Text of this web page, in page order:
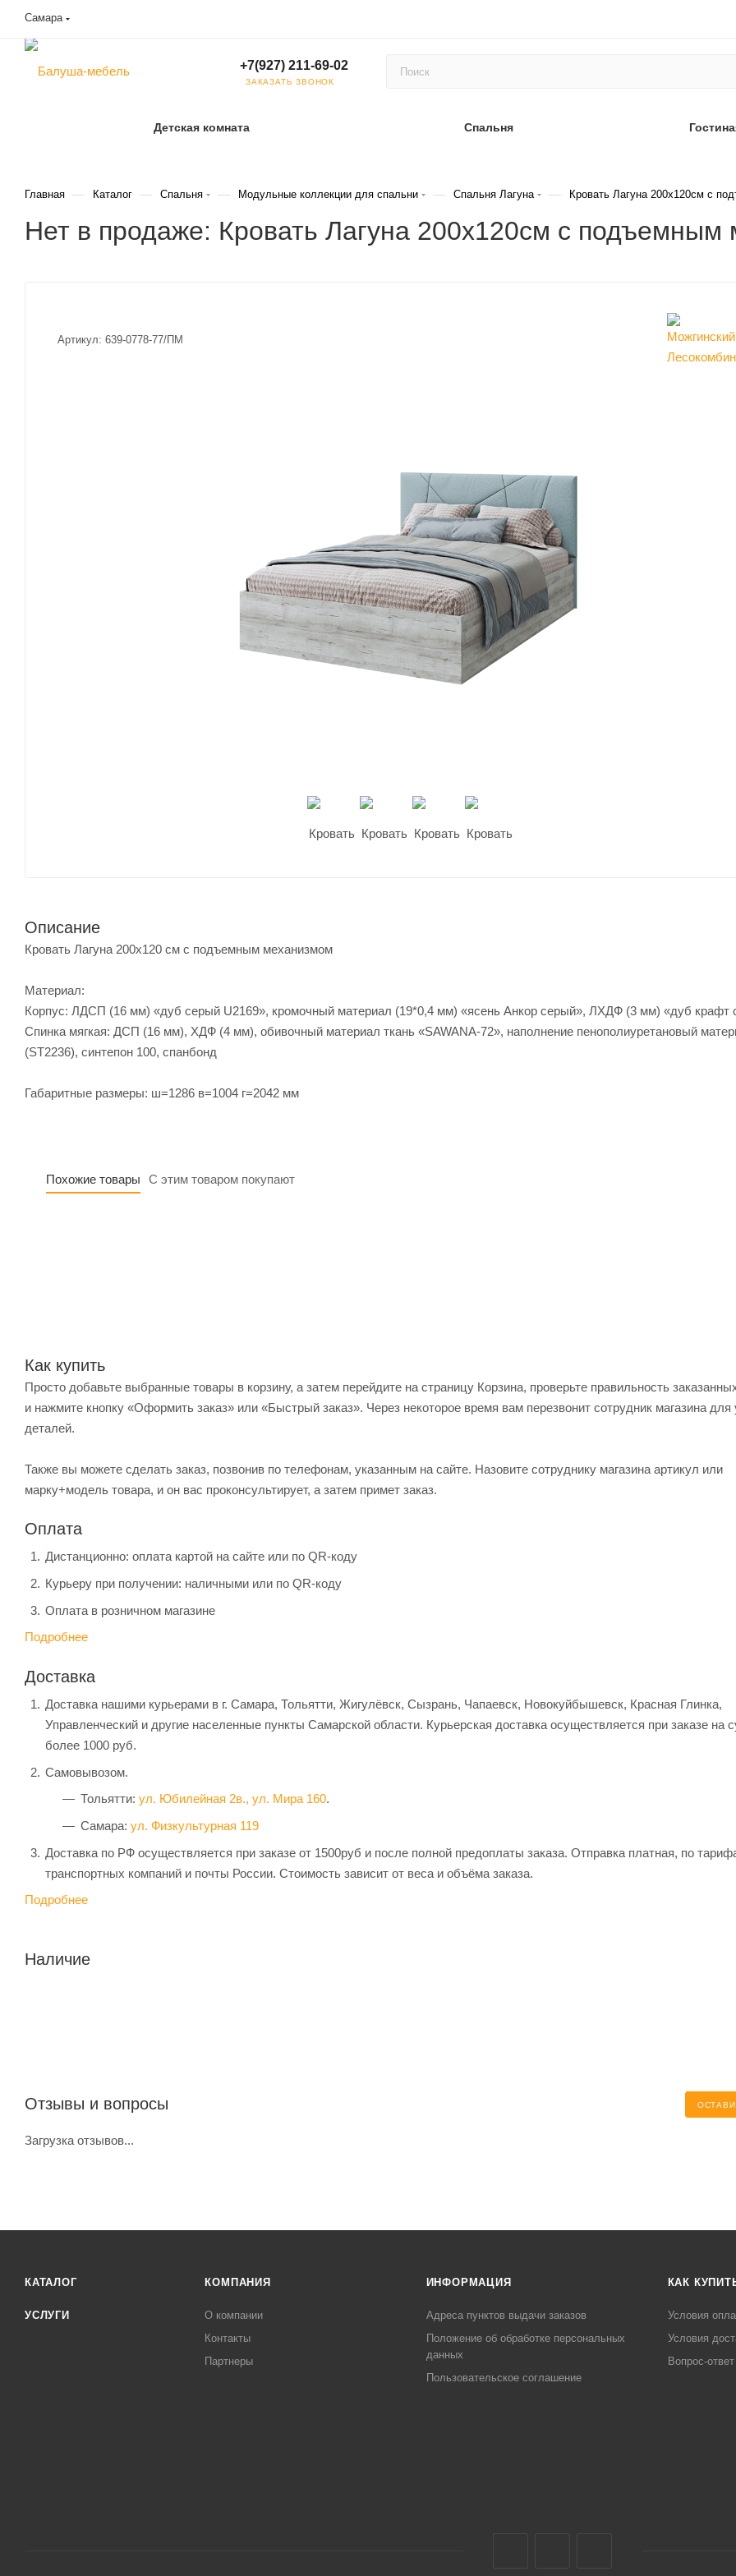
Самара
+7(927) 211-69-02
ЗАКАЗАТЬ ЗВОНОК
Детская комната Спальня
Главная — Каталог — Спальня — Модульные коллекции для спальни — Спальня Лагуна — Кровать Лагуна 200х120см с
Нет в продаже: Кровать Лагуна 200х120см с подъемным
Артикул: 639-0778-77/ПМ
Описание
Кровать Лагуна 200х120 см с подъемным механизмом
Материал:
Корпус: ЛДСП (16 мм) «дуб серый U2169», кромочный материал (19*0,4 мм) «ясень Анкор серый», ЛХДФ (3 мм) «дуб крафт
Спинка мягкая: ДСП (16 мм), ХДФ (4 мм), обивочный материал ткань «SAWANA-72», наполнение пенополиуретановый
(ST2236), синтепон 100, спанбонд
Габаритные размеры: ш=1286 в=1004 г=2042 мм
Похожие товары С этим товаром покупают
Как купить
Просто добавьте выбранные товары в корзину, а затем перейдите на страницу Корзина, проверьте правильность
и нажмите кнопку «Оформить заказ» или «Быстрый заказ». Через некоторое время вам перезвонит сотрудник магазина для
деталей.
Также вы можете сделать заказ, позвонив по телефонам, указанным на сайте. Назовите сотруднику магазина артикул или
марку+модель товара, и он вас проконсультирует, а затем примет заказ.
Оплата
Дистанционно: оплата картой на сайте или по QR-коду
Курьеру при получении: наличными или по QR-коду
Оплата в розничном магазине
Подробнее
Доставка
Доставка нашими курьерами в г. Самара, Тольятти, Жигулёвск, Сызрань, Чапаевск, Новокуйбышевск, Красная Глинка,
Управленческий и другие населенные пункты Самарской области. Курьерская доставка осуществляется при заказе на
более 1000 руб.
Самовывозом.
Тольятти: ул. Юбилейная 2в., ул. Мира 160.
Самара: ул. Физкультурная 119
Доставка по РФ осуществляется при заказе от 1500руб и после полной предоплаты заказа. Отправка платная, по
транспортных компаний и почты России. Стоимость зависит от веса и объёма заказа.
Подробнее
Наличие
Отзывы и вопросы
Загрузка отзывов...
КАТАЛОГ
УСЛУГИ
КОМПАНИЯ
О компании
Контакты
Партнеры
ИНФОРМАЦИЯ
Адреса пунктов выдачи заказов
Положение об обработке персональных
данных
Пользовательское соглашение
КАК
Условия
Условия
Вопрос-ответ